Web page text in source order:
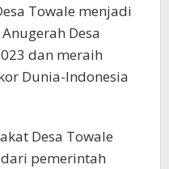
Towale menjadi
Desa
dan meraih
Dunia-Indonesia
Desa Towale
pemerintah